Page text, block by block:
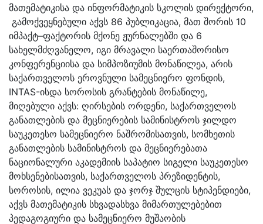
მათემატიკისა და ინფორმატიკის სკოლის დირექტორი,
გამოქვეყნებული აქვს 86 პუბლიკაცია, მათ შორის 10
იმპაქტ–ფაქტორის მქონე ჟურნალებში და 6
სახელმძღვანელო, იგი მრავალი საერთაშორისო
კონფერენციისა და სიმპოზიუმის მონაწილეა, არის
საქართველოს ეროვნული სამეცნიერო ფონდის,
INTAS-ისდა სოროსის გრანტების მონაწილე,
მიღებული აქვს: ღირსების ორდენი, საქართველოს
განათლების და მეცნიერების სამინისტროს ჯილდო
საუკეთესო სამეცნიერო ნაშრომისათვის, სომხეთის
განათლების სამინისტროს და მეცნიერებათა
ნაციონალური აკადემიის საპატიო სიგელი საუკეთესო
მოხსენებისათვის, საქართველოს პრეზიდენტის,
სოროსის, ილია ვეკუას და ჯორჯ შულცის სტიპენდიები,
აქვს მათემატიკის სხვადასხვა მიმართულებებით
პედაგოგიური და სამეცნიერო მუშაობის